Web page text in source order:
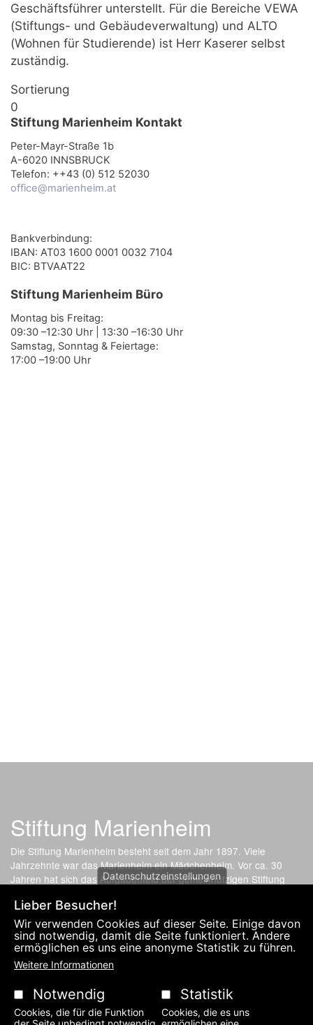
Geschäftsführer unterstellt. Für die Bereiche VEWA
(Stiftungs- und Gebäudeverwaltung) und ALTO
(Wohnen für Studierende) ist Herr Kaserer selbst
zuständig.
Sortierung
0
Stiftung Marienheim Kontakt
Peter-Mayr-Straße 1b
A-6020 INNSBRUCK
Telefon: ++43 (0) 512 52030
office@marienheim.at
Bankverbindung:
IBAN: AT03 1600 0001 0032 7104
BIC: BTVAAT22
Stiftung Marienheim Büro
Montag bis Freitag:
09:30 –12:30 Uhr | 13:30 –16:30 Uhr
Samstag, Sonntag & Feiertage:
17:00 –19:00 Uhr
Stiftung Marienheim
Die Stiftung Marienheim besteht seit dem Jahr 1897. Viele
Jahrzehnte war das Marienheim ein Mädchenheim. Vor ca. 30
Jahren hat sich das Aufgabenfeld der gemeinnützigen Stiftung
Wohnmöglichkeit für Angehörige, Lernhilfe für Kinder und
Kleinwohnungen für Studenten an.
Fußzeilenmenü
DATENSCHUTZERKLÄRUNG UND IMPRESSUM
Datenschutzeinstellungen
Lieber Besucher!
Wir verwenden Cookies auf dieser Seite. Einige davon
sind notwendig, damit die Seite funktioniert. Andere
ermöglichen es uns eine anonyme Statistik zu führen.
Weitere Informationen
Notwendig
Cookies, die für die Funktion
Statistik
Cookies, die es uns